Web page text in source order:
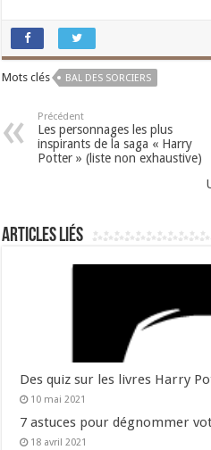
Mots clés BAL DES SORCIERS
Précédent
Les personnages les plus
inspirants de la saga « Harry
Potter » (liste non exhaustive)
Articles liés
Des quiz sur les livres Harry
10 mai 2021
7 astuces pour dégnommer
18 avril 2021